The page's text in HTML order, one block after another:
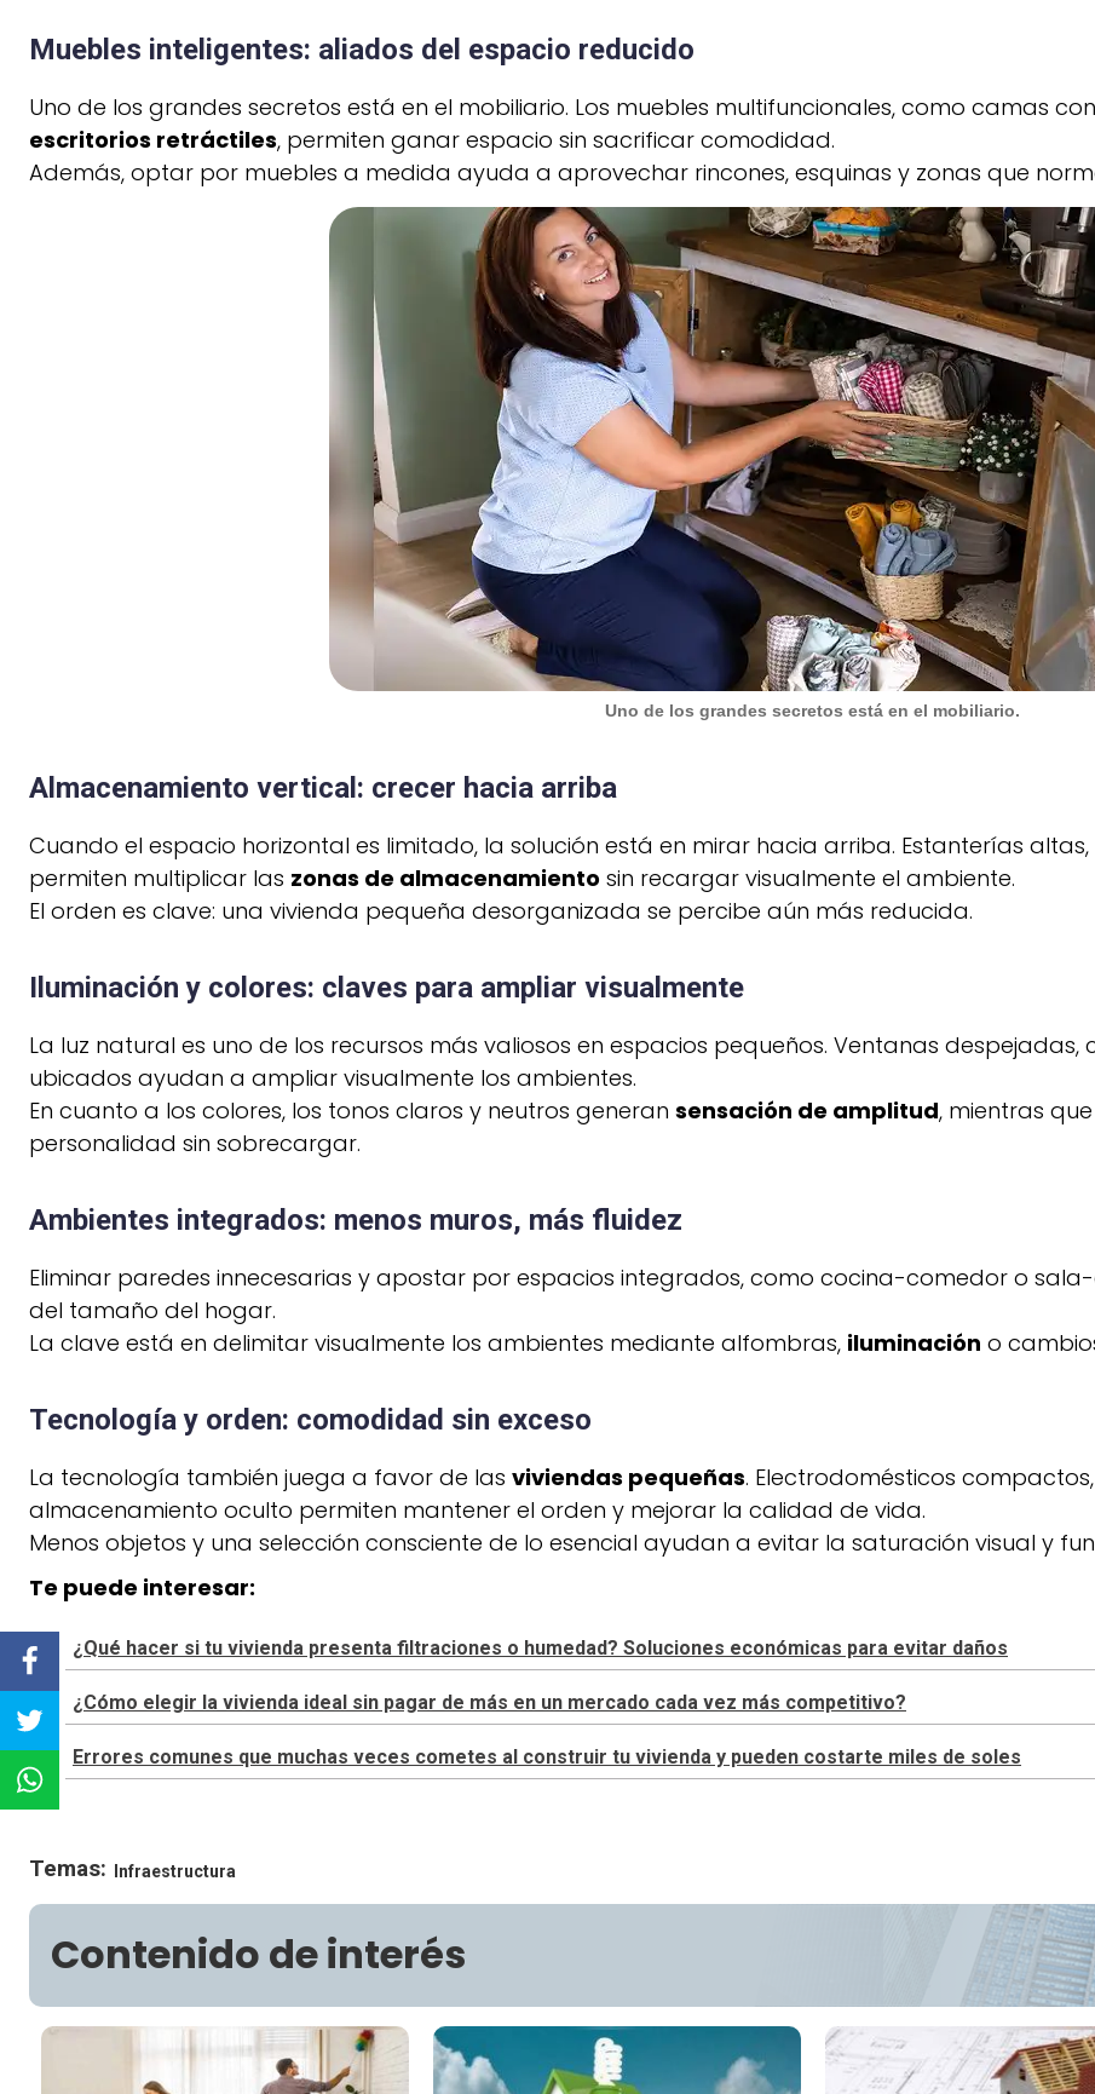
Muebles inteligentes: aliados del espacio reducido
Uno de los grandes secretos está en el mobiliario. Los muebles multifuncionales, como camas
escritorios retráctiles, permiten ganar espacio sin sacrificar comodidad.
Además, optar por muebles a medida ayuda a aprovechar rincones, esquinas y zonas que
Uno de los grandes secretos está en el mobiliario.
Almacenamiento vertical: crecer hacia arriba
Cuando el espacio horizontal es limitado, la solución está en mirar hacia arriba. Estanterías
permiten multiplicar las zonas de almacenamiento sin recargar visualmente el ambiente.
El orden es clave: una vivienda pequeña desorganizada se percibe aún más reducida.
Iluminación y colores: claves para ampliar visualmente
La luz natural es uno de los recursos más valiosos en espacios pequeños. Ventanas
ubicados ayudan a ampliar visualmente los ambientes.
En cuanto a los colores, los tonos claros y neutros generan sensación de amplitud, mientras
personalidad sin sobrecargar.
Ambientes integrados: menos muros, más fluidez
Eliminar paredes innecesarias y apostar por espacios integrados, como cocina-comedor o
del tamaño del hogar.
La clave está en delimitar visualmente los ambientes mediante alfombras, iluminación o
Tecnología y orden: comodidad sin exceso
La tecnología también juega a favor de las viviendas pequeñas. Electrodomésticos
almacenamiento oculto permiten mantener el orden y mejorar la calidad de vida.
Menos objetos y una selección consciente de lo esencial ayudan a evitar la saturación visual y
Te puede interesar:
¿Qué hacer si tu vivienda presenta filtraciones o humedad? Soluciones económicas para evitar daños
¿Cómo elegir la vivienda ideal sin pagar de más en un mercado cada vez más competitivo?
Errores comunes que muchas veces cometes al construir tu vivienda y pueden costarte miles de soles
Temas: Infraestructura
Contenido de interés